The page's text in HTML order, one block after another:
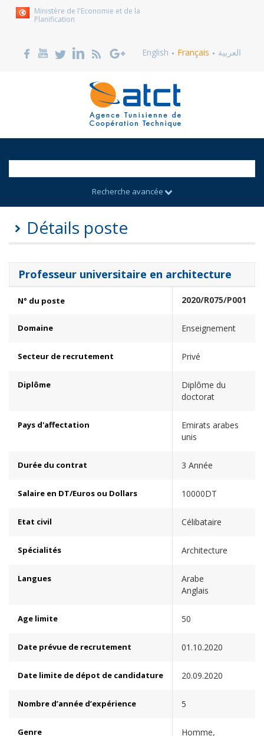
Ministère de l'Economie et de la
Planification
English Français العربية
Recherche avancée
Détails poste
Professeur universitaire en architecture
N° du poste 2020/R075/P001
Domaine Enseignement
Secteur de recrutement Privé
Diplôme
Diplôme du
doctorat
Pays d'affectation
Emirats arabes
unis
Durée du contrat 3 Année
Salaire en DT/Euros ou Dollars 10000DT
Etat civil Célibataire
Spécialités Architecture
Langues
Arabe
Anglais
Age limite 50
Date prévue de recrutement 01.10.2020
Date limite de dépot de candidature 20.09.2020
Nombre d’année d’expérience 5
Genre
Homme,